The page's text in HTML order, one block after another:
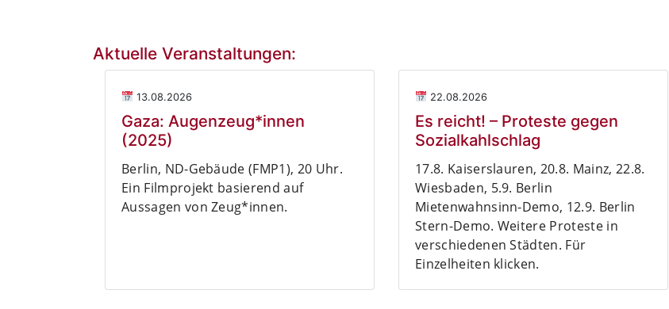
Aktuelle Veranstaltungen:
13.08.2026
Gaza: Augenzeug*innen
(2025)
Berlin, ND-Gebäude (FMP1), 20 Uhr.
Ein Filmprojekt basierend auf
Aussagen von Zeug*innen.
22.08.2026
Es reicht! – Proteste gegen
Sozialkahlschlag
17.8. Kaiserslauren, 20.8. Mainz, 22.8.
Wiesbaden, 5.9. Berlin
Mietenwahnsinn-Demo, 12.9. Berlin
Stern-Demo. Weitere Proteste in
verschiedenen Städten. Für
Einzelheiten klicken.